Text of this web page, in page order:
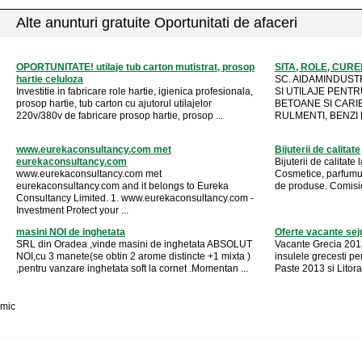
Alte anunturi gratuite Oportunitati de afaceri
OPORTUNITATE! utilaje tub carton mutistrat, prosop
hartie celuloza
Investitie in fabricare role hartie, igienica profesionala,
prosop hartie, tub carton cu ajutorul utilajelor
220v/380v de fabricare prosop hartie, prosop ...
SITA, ROLE,
SC.
SI UTILAJE
BETOANE SI
RULMENTI, BENZI
www.eurekaconsultancy.com met
eurekaconsultancy.com
www.eurekaconsultancy.com met
eurekaconsultancy.com and it belongs to Eureka
Consultancy Limited. 1. www.eurekaconsultancy.com -
Investment Protect your ...
Bijuterii de calitate
Bijuterii de calitate
Cosmetice,
de produse.
masini NOI de inghetata
SRL din Oradea ,vinde masini de inghetata ABSOLUT
NOI,cu 3 manete(se obtin 2 arome distincte +1 mixta )
,pentru vanzare inghetata soft la cornet .Momentan ...
Oferte vacante
Vacante Grecia
insulele grecesti
Paste 2013 si
mic